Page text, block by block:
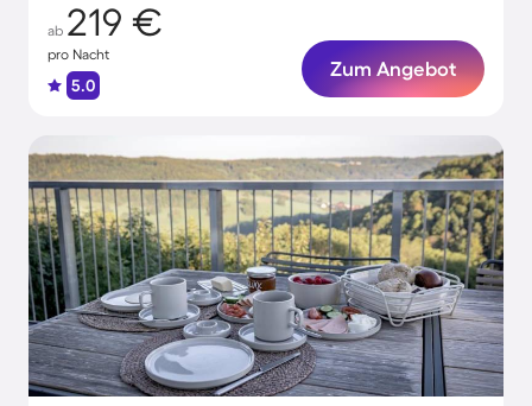
ab 219 €
pro Nacht
5.0
Zum Angebot